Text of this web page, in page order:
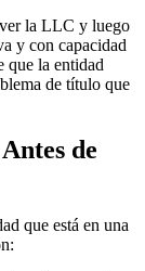
la LLC y luego
y con capacidad
que la entidad
de título que
de
que está en una